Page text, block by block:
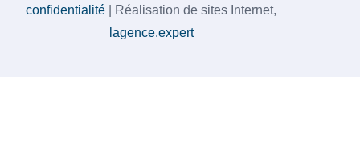
confidentialité | Réalisation de sites Internet,
lagence.expert